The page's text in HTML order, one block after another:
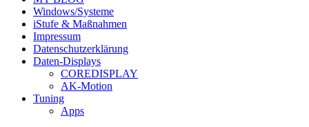
Windows/Systeme
iStufe & Maßnahmen
Impressum
Datenschutzerklärung
Daten-Displays
COREDISPLAY
AK-Motion
Tuning
Apps